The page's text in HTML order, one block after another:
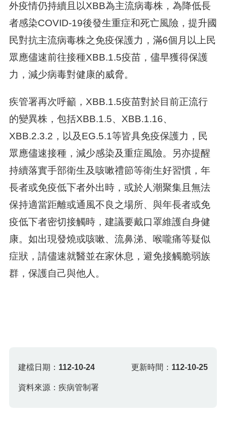
外疫情仍持續且以XBB為主流病毒株，為降低長
者感染COVID-19後發生重症和死亡風險，提升國
民對抗主流病毒株之免疫保護力，滿6個月以上民
眾應儘速前往接種XBB.1.5疫苗，儘早獲得保護
力，減少病毒對健康的威脅。
疾管署再次呼籲，XBB.1.5疫苗對於目前正流行
的變異株，包括XBB.1.5、XBB.1.16、
XBB.2.3.2，以及EG.5.1等皆具免疫保護力，民
眾應儘速接種，減少感染及重症風險。另亦提醒
持續落實手部衛生及咳嗽禮節等衛生好習慣，年
長者或免疫低下者外出時，或於人潮聚集且無法
保持適當距離或通風不良之場所、與年長者或免
疫低下者密切接觸時，建議要戴口罩維護自身健
康。如出現發燒或咳嗽、流鼻涕、喉嚨痛等疑似
症狀，請儘速就醫並在家休息，避免接觸脆弱族
群，保護自己與他人。
建檔日期： 112-10-24 更新時間： 112-10-25
資料來源：疾病管制署